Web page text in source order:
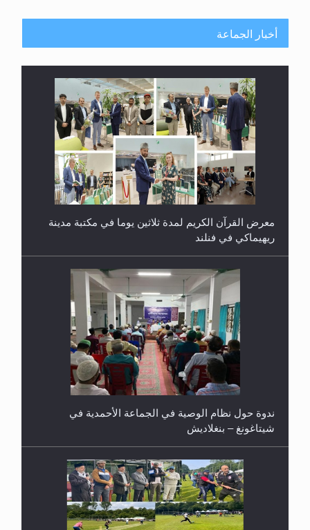
أخبار الجماعة
معرض القرآن الكريم لمدة ثلاثين يوما في مكتبة مدينة
ريهيماكي في فنلند
ندوة حول نظام الوصية في الجماعة الأحمدية في
شيتاغونغ – بنغلاديش